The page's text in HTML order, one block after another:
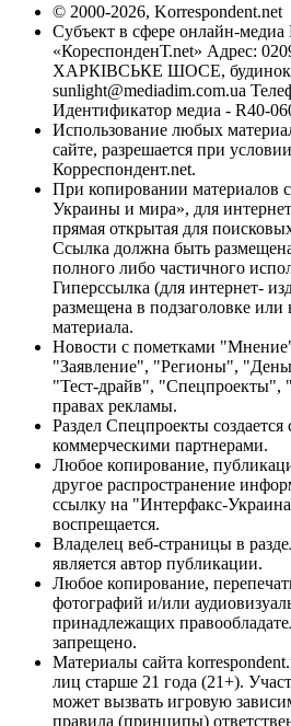
© 2000-2026, Korrespondent.net
Субъект в сфере онлайн-
«КореспонденТ.net» Адрес:
ХАРКІВСЬКЕ ШОСЕ, будинок
sunlight@mediadim.com.ua
Идентификатор медиа - R40-
Использование любых
сайте, разрешается при
Корреспондент.net.
При копировании материалов
Украины и мира», для
прямая открытая для
Ссылка должна быть
полного либо частичного
Гиперссылка (для интернет-
размещена в подзаголовке или
материала.
Новости с пометками
"Заявление", "Регионы",
"Тест-драйв", "Спецпроекты",
правах рекламы.
Раздел Спецпроекты создается
коммерческими партнерами.
Любое копирование,
другое распространение
ссылку на "Интерфакс-
воспрещается.
Владелец веб-страницы в
является автор публикации.
Любое копирование,
фотографий и/или
принадлежащих
запрещено.
Материалы сайта
лиц старше 21 года (21+).
может вызвать игровую
правила (принципы)